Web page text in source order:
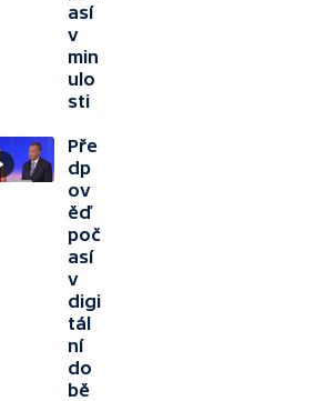
así
v
min
ulo
sti
Pře
dp
ov
ěď
poč
así
v
digi
tál
ní
do
bě